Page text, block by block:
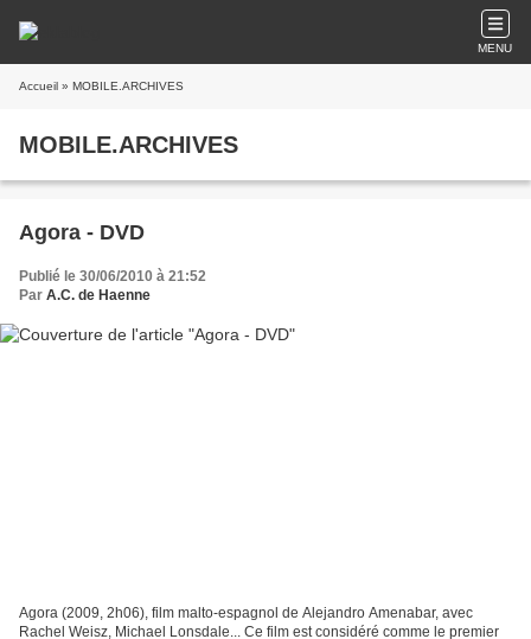
MENU
Accueil » MOBILE.ARCHIVES
MOBILE.ARCHIVES
Agora - DVD
Publié le 30/06/2010 à 21:52
Par A.C. de Haenne
Agora (2009, 2h06), film malto-espagnol de Alejandro Amenabar, avec
Rachel Weisz, Michael Lonsdale... Ce film est considéré comme le premier